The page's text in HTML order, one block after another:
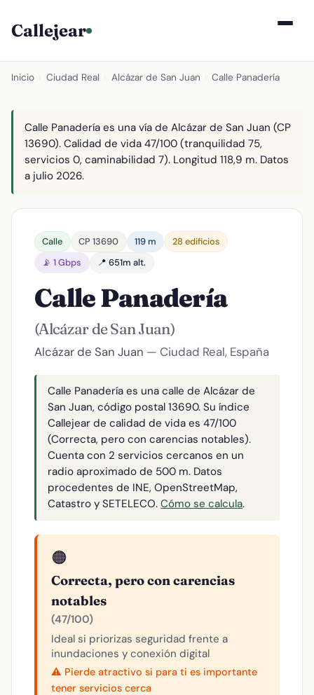
Callejear
Inicio Ciudad Real Alcázar de San Juan Calle Panadería
Calle Panadería es una vía de Alcázar de San Juan (CP
13690). Calidad de vida 47/100 (tranquilidad 75,
servicios 0, caminabilidad 7). Longitud 118,9 m. Datos
a julio 2026.
Calle CP 13690 119 m
28 edificios
📡 1 Gbps
📍 651m alt.
Calle Panadería
(Alcázar de San Juan)
Alcázar de San Juan — Ciudad Real, España
Calle Panadería es una calle de Alcázar de
San Juan, código postal 13690. Su índice
Callejear de calidad de vida es 47/100
(Correcta, pero con carencias notables).
Cuenta con 2 servicios cercanos en un
radio aproximado de 500 m. Datos
procedentes de INE, OpenStreetMap,
Catastro y SETELECO. Cómo se calcula.
🟠
Correcta, pero con carencias
notables
(47/100)
Ideal si priorizas seguridad frente a
inundaciones y conexión digital
⚠️ Pierde atractivo si para ti es importante
tener servicios cerca